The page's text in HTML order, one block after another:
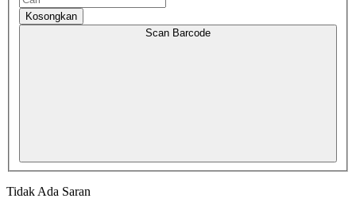
Kosongkan
Scan Barcode
Tidak Ada Saran